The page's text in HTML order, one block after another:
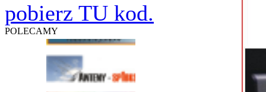
pobierz TU kod.
POLECAMY